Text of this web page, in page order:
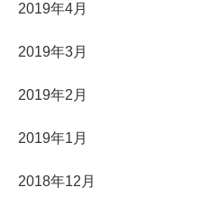
2019年4月
2019年3月
2019年2月
2019年1月
2018年12月